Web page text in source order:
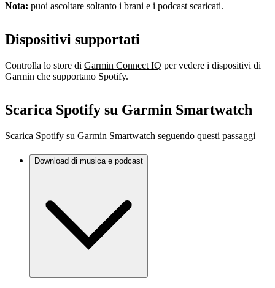
Nota: puoi ascoltare soltanto i brani e i podcast scaricati.
Dispositivi supportati
Controlla lo store di Garmin Connect IQ per vedere i dispositivi di
Garmin che supportano Spotify.
Scarica Spotify su Garmin Smartwatch
Scarica Spotify su Garmin Smartwatch seguendo questi passaggi
Download di musica e podcast